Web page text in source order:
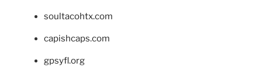
soultacohtx.com
capishcaps.com
gpsyfl.org